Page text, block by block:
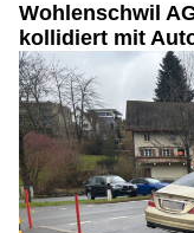
Wohlenschwil
kollidiert mit